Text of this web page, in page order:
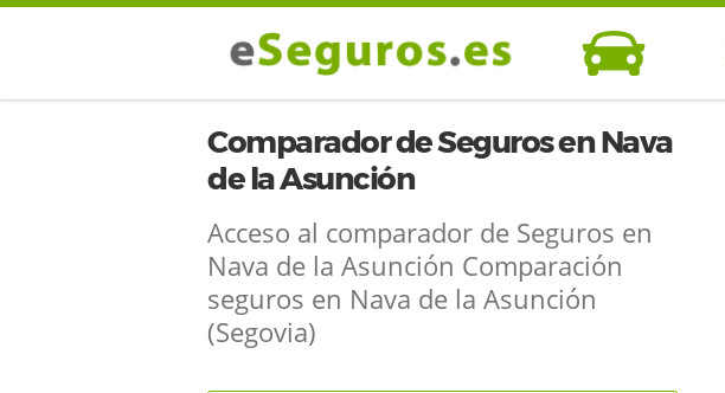
SEGUROS DE
COCHE
Comparador de Seguros en Nava
de la Asunción
Acceso al comparador de Seguros en
Nava de la Asunción Comparación
seguros en Nava de la Asunción
(Segovia)